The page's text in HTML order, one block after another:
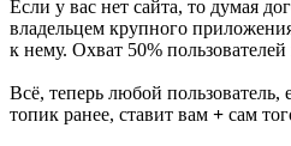
Если у вас нет сайта, то думая
владельцем крупного
к нему. Охват 50% пользователей
Всё, теперь любой пользователь,
топик ранее, ставит вам + сам